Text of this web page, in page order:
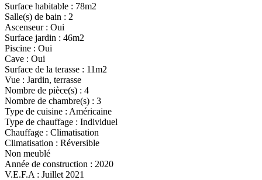
Surface habitable : 78m2
Salle(s) de bain : 2
Ascenseur : Oui
Surface jardin : 46m2
Piscine : Oui
Cave : Oui
Surface de la terasse : 11m2
Vue : Jardin, terrasse
Nombre de pièce(s) : 4
Nombre de chambre(s) : 3
Type de cuisine : Américaine
Type de chauffage : Individuel
Chauffage : Climatisation
Climatisation : Réversible
Non meublé
Année de construction : 2020
V.E.F.A : Juillet 2021